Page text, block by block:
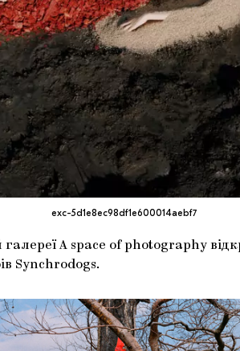
exc-5d1e8ec98df1e600014aebf7
A space of photography
Synchrodogs.